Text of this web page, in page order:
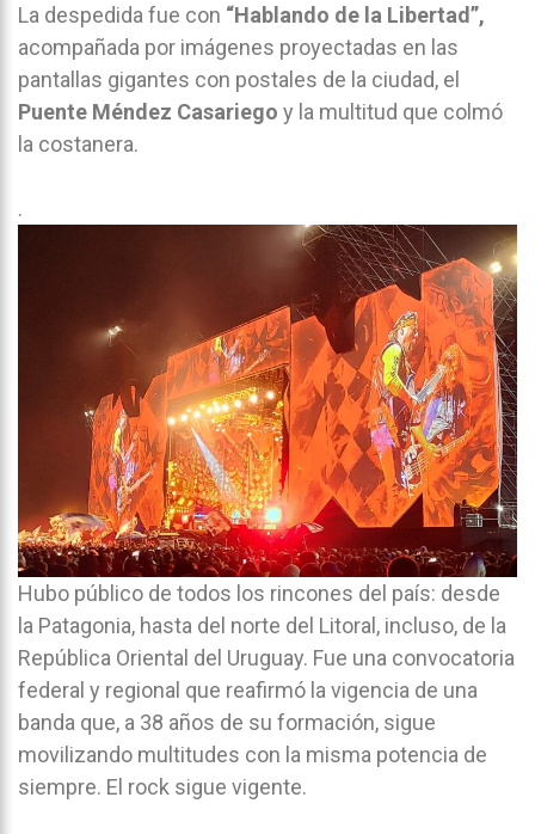
La despedida fue con “Hablando de la Libertad”,
acompañada por imágenes proyectadas en las
pantallas gigantes con postales de la ciudad, el
Puente Méndez Casariego y la multitud que colmó
la costanera.
.
Hubo público de todos los rincones del país: desde
la Patagonia, hasta del norte del Litoral, incluso, de la
República Oriental del Uruguay. Fue una convocatoria
federal y regional que reafirmó la vigencia de una
banda que, a 38 años de su formación, sigue
movilizando multitudes con la misma potencia de
siempre. El rock sigue vigente.